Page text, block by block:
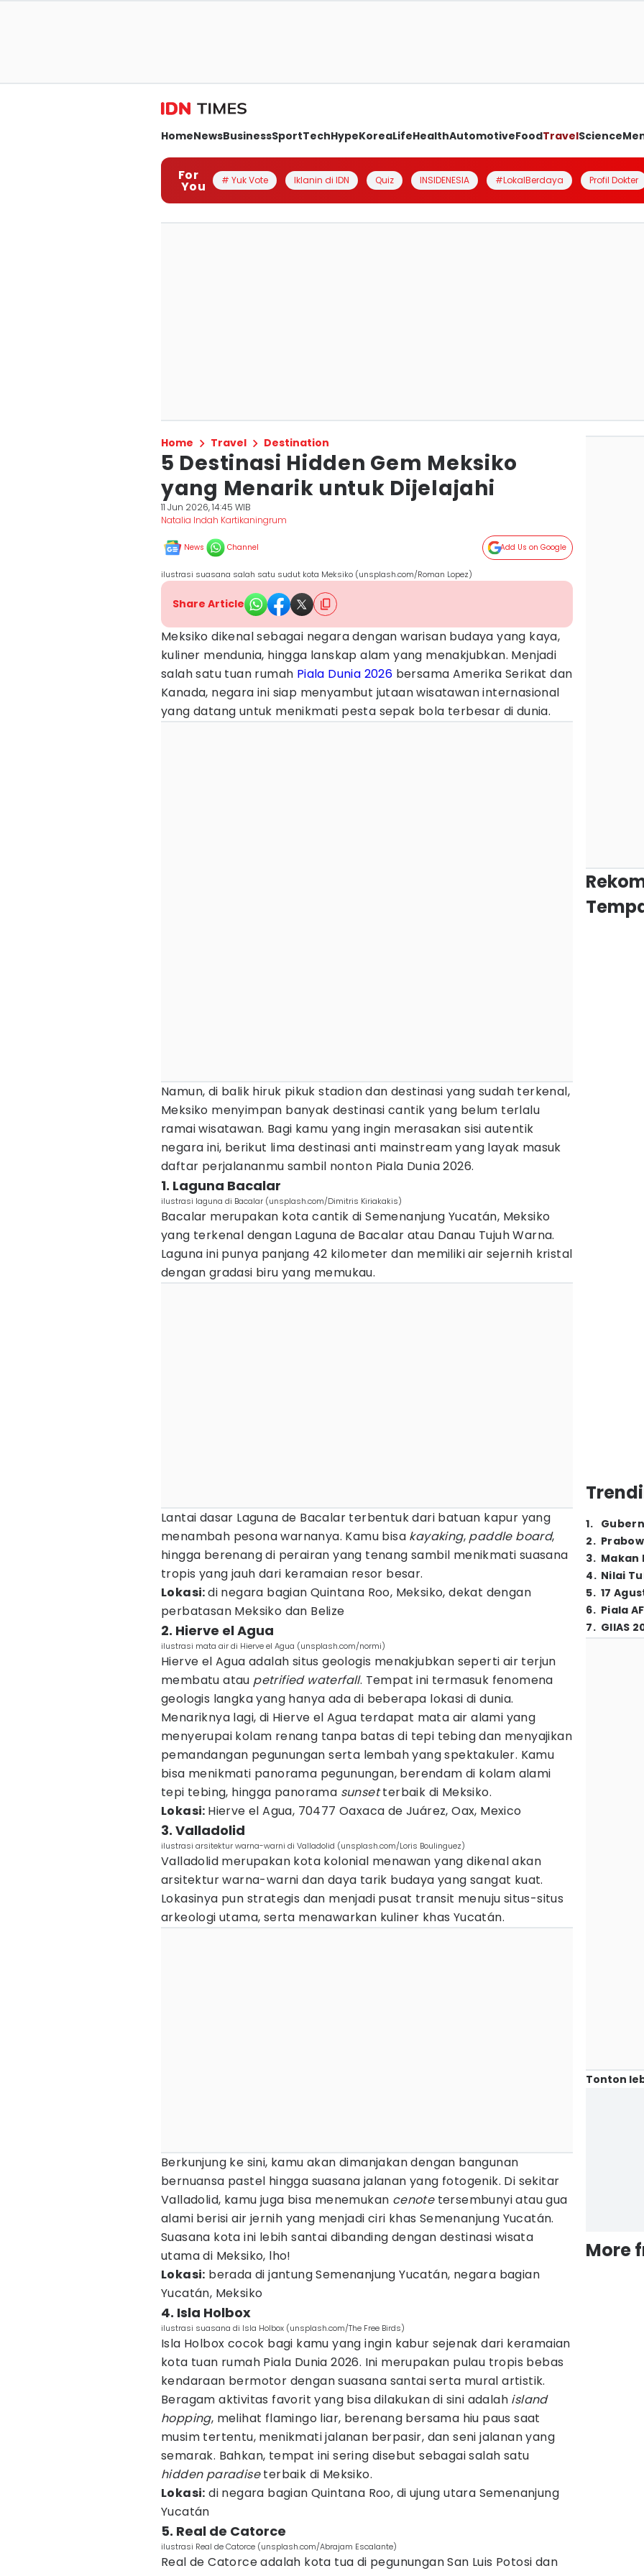
HomeNewsBusinessSportTechHypeKoreaLifeHealthAutomotiveFoodTravelScience
For
You # Yuk Vote Iklanin di IDN Quiz INSIDENESIA #LokalBerdaya Profil Dokter
Home Travel Destination
5 Destinasi Hidden Gem Meksiko
yang Menarik untuk Dijelajahi
11 Jun 2026, 14:45 WIB
Natalia Indah Kartikaningrum
News Channel Add Us on Google
ilustrasi suasana salah satu sudut kota Meksiko (unsplash.com/Roman Lopez)
Share Article
Meksiko dikenal sebagai negara dengan warisan budaya yang kaya,
kuliner mendunia, hingga lanskap alam yang menakjubkan. Menjadi
salah satu tuan rumah Piala Dunia 2026 bersama Amerika Serikat dan
Kanada, negara ini siap menyambut jutaan wisatawan internasional
yang datang untuk menikmati pesta sepak bola terbesar di dunia.
Namun, di balik hiruk pikuk stadion dan destinasi yang sudah terkenal,
Meksiko menyimpan banyak destinasi cantik yang belum terlalu
ramai wisatawan. Bagi kamu yang ingin merasakan sisi autentik
negara ini, berikut lima destinasi anti mainstream yang layak masuk
daftar perjalananmu sambil nonton Piala Dunia 2026.
1. Laguna Bacalar
ilustrasi laguna di Bacalar (unsplash.com/Dimitris Kiriakakis)
Bacalar merupakan kota cantik di Semenanjung Yucatán, Meksiko
yang terkenal dengan Laguna de Bacalar atau Danau Tujuh Warna.
Laguna ini punya panjang 42 kilometer dan memiliki air sejernih kristal
dengan gradasi biru yang memukau.
Lantai dasar Laguna de Bacalar terbentuk dari batuan kapur yang
menambah pesona warnanya. Kamu bisa kayaking, paddle board,
hingga berenang di perairan yang tenang sambil menikmati suasana
tropis yang jauh dari keramaian resor besar.
Lokasi:di negara bagian Quintana Roo, Meksiko, dekat dengan
perbatasan Meksiko dan Belize
2. Hierve el Agua
ilustrasi mata air di Hierve el Agua (unsplash.com/normi)
Hierve el Agua adalah situs geologis menakjubkan seperti air terjun
membatu atau petrified waterfall. Tempat ini termasuk fenomena
geologis langka yang hanya ada di beberapa lokasi di dunia.
Menariknya lagi, di Hierve el Agua terdapat mata air alami yang
menyerupai kolam renang tanpa batas di tepi tebing dan menyajikan
pemandangan pegunungan serta lembah yang spektakuler. Kamu
bisa menikmati panorama pegunungan, berendam di kolam alami
tepi tebing, hingga panorama sunsetterbaik di Meksiko.
Lokasi: Hierve el Agua, 70477 Oaxaca de Juárez, Oax, Mexico
3. Valladolid
ilustrasi arsitektur warna-warni di Valladolid (unsplash.com/Loris Boulinguez)
Valladolid merupakan kota kolonial menawan yang dikenal akan
arsitektur warna-warni dan daya tarik budaya yang sangat kuat.
Lokasinya pun strategis dan menjadi pusat transit menuju situs-situs
arkeologi utama, serta menawarkan kuliner khas Yucatán.
Berkunjung ke sini, kamu akan dimanjakan dengan bangunan
bernuansa pastel hingga suasana jalanan yang fotogenik. Di sekitar
Valladolid, kamu juga bisa menemukan cenotetersembunyi atau gua
alami berisi air jernih yang menjadi ciri khas Semenanjung Yucatán.
Suasana kota ini lebih santai dibanding dengan destinasi wisata
utama di Meksiko, lho!
Lokasi: berada di jantung Semenanjung Yucatán, negara bagian
Yucatán, Meksiko
4. Isla Holbox
ilustrasi suasana di Isla Holbox (unsplash.com/The Free Birds)
Isla Holbox cocok bagi kamu yang ingin kabur sejenak dari keramaian
kota tuan rumah Piala Dunia 2026. Ini merupakan pulau tropis bebas
kendaraan bermotor dengan suasana santai serta mural artistik.
Beragam aktivitas favorit yang bisa dilakukan di sini adalah island
hopping, melihat flamingo liar, berenang bersama hiu paus saat
musim tertentu, menikmati jalanan berpasir, dan seni jalanan yang
semarak. Bahkan, tempat ini sering disebut sebagai salah satu
hidden paradiseterbaik di Meksiko.
Lokasi: di negara bagian Quintana Roo, di ujung utara Semenanjung
Yucatán
5. Real de Catorce
ilustrasi Real de Catorce (unsplash.com/Abrajam Escalante)
Real de Catorce adalah kota tua di pegunungan San Luis Potosi dan
1.
2.
3. Makan
4. Nilai
5. 17
6. Piala
7. GIIAS
Tonton
More